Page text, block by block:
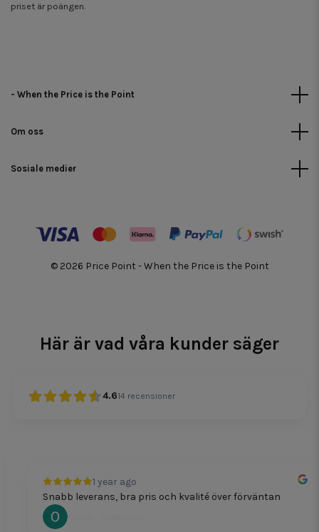
priset är poängen.
- When the Price is the Point
Om oss
Sosiale medier
© 2026 Price Point - When the Price is the Point
Här är vad våra kunder säger
4.614 recensioner
1 year ago
Snabb leverans, bra pris och kvalité över förväntan
Oscar Svensson